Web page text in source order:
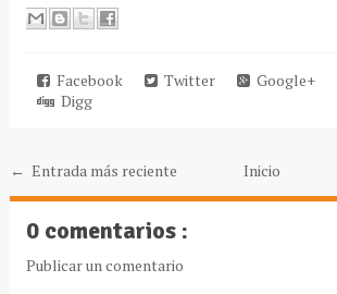
Facebook Twitter Google+
Digg
← Entrada más reciente Inicio
0 comentarios :
Publicar un comentario